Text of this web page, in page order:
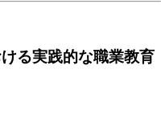
る実践的な職業教育